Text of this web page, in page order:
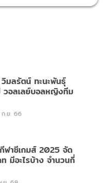
มลรัตน์ ทะนะพันธุ์
วอลเลย์บอลหญิงทีม
.ย. 66
ฬาซีเกมส์ 2025 จัด
มีอะไรบ้าง จำนวนกี่